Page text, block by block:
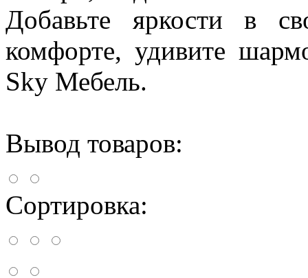
Добавьте яркости в
комфорте, удивите
Sky Мебель.
Вывод товаров:
Сортировка: